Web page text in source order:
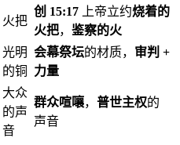
火把
创 15:17 上帝立约烧着的
火把， 鉴察的火
光明
的铜
会幕祭坛的材质， 审判 +
力量
大众
的声
音
群众喧嚷， 普世主权的
声音